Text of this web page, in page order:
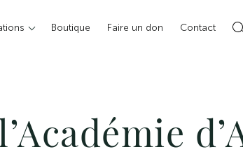
Boutique Faire un don
Contact